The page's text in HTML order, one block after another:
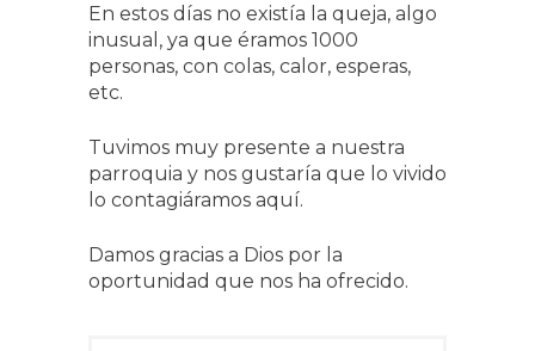
En estos días no existía la queja, algo
inusual, ya que éramos 1000
personas, con colas, calor, esperas,
etc.
Tuvimos muy presente a nuestra
parroquia y nos gustaría que lo vivido
lo contagiáramos aquí.
Damos gracias a Dios por la
oportunidad que nos ha ofrecido.